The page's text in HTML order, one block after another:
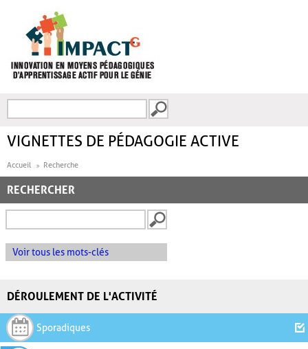
FORMULAIRE DE
VIGNETTES DE PÉDAGOGIE ACTIVE
Accueil Recherche
RECHERCHER
Voir tous les mots-clés
DÉROULEMENT DE L'ACTIVITÉ
Sporadiques